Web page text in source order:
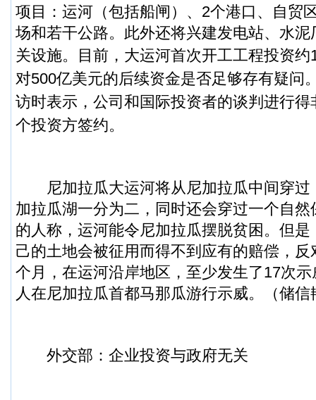
项目：运河（包括船闸）、2个港口、自贸
场和若干公路。此外还将兴建发电站、水
关设施。
目前，大运河首次开工工程投资
对500亿美元的后续资金是否足够存有疑问
访时表示，公司和国际投资者的谈判进行
个投资方签约。
尼加拉瓜大运河将从尼加拉瓜中间穿过
加拉瓜湖一分为二，同时还会穿过一个自
的人称，运河能令尼加拉瓜摆脱贫困。但
己的土地会被征用而得不到应有的赔偿，
个月，在运河沿岸地区，至少发生了17次
人在尼加拉瓜首都马那瓜游行示威。（储信
外交部：企业投资与政府无关